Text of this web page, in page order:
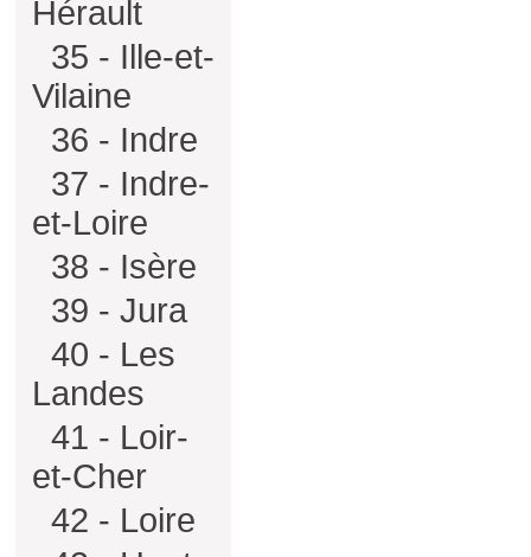
Hérault
35 - Ille-et-
Vilaine
36 - Indre
37 - Indre-
et-Loire
38 - Isère
39 - Jura
40 - Les
Landes
41 - Loir-
et-Cher
42 - Loire